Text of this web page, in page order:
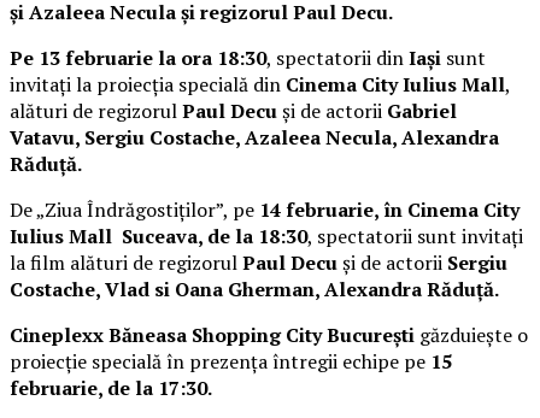
și Azaleea Necula și regizorul Paul Decu.
Pe 13 februarie la ora 18:30, spectatorii dinIași sunt
invitați la proiecția specială din Cinema City Iulius Mall,
alături de regizorulPaul Decuși de actorii Gabriel
Vatavu, Sergiu Costache, Azaleea Necula, Alexandra
Răduță.
De „Ziua Îndrăgostiților”, pe 14 februarie, în Cinema City
Iulius Mall Suceava, de la 18:30, spectatorii sunt invitați
la film alături de regizorulPaul Decuși de actorii Sergiu
Costache, Vlad si Oana Gherman, Alexandra Răduță.
Cineplexx Băneasa Shopping City București găzduiește o
proiecție specială în prezența întregii echipe pe 15
februarie, de la 17:30.